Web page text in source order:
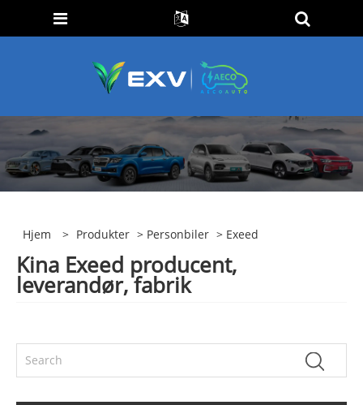
Hjem > Produkter > Personbiler > Exeed
Kina Exeed producent,
leverandør, fabrik